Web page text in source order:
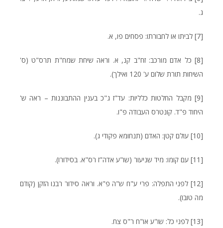
ג.
[7] לביתו או לחבורתו: פסחים פו, א.
[8] כל אדם מורכב: זח"ב קנ, א. וראה שיחת שמח"ת תרס"ט (ס'
השיחות תורת שלום ע' 120 ואילך).
[9] מקבל החלטות כלליות: עד"ז ג"כ בענין ההתבוננות – ראה ש'
היחוד פ"ד. קונטרס העבודה פ"ו.
[10] עולם קטן: האדם (תנחומא פקודי ג).
[11] עם קומו: מיד שניעור (שו"ע אדה"ז רס"א. בסידורו).
[12] לפני התפלה: פרי ע"ח ש"ה פ"א. וראה סידור רבנו הזקן (קודם
מה טובו).
[13] לפני כל: שו"ע או"ח ר"ס צח.